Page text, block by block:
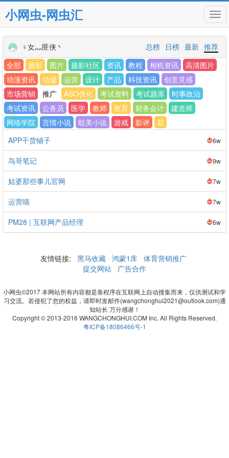
小网虫-网虫汇
♀女灬匪侠丶 推荐
最新
日榜
总榜
全部
摄影 图片 摄影社区 资讯 教程 相机资讯
高清图片
动漫资讯
动漫 运营 设计 产品 科技资讯
创意灵感
市场营销
推广 ASO优化 考试资料 考试题库
时事政治
考试资讯
公务员 医学 教师 教育 财务会计
建造师
网络学院
言情小说 耽美小说 游戏 影评
花
APP干货铺子
6w
鸟哥笔记 9w
姑婆那些事儿官网 7w
运营喵 7w
PM28 | 互联网产品经理 6w
友情链接: 黑马收藏 鸿蒙1库 体育营销推广
提交网站
广告合作
小网虫©2017 本网站所有内容都是靠程序在互联网上自动搜集而来，仅供测试和学
习交流。若侵犯了您的权益，请即时发邮件(wangchonghui2021@outlook.com)通
知站长 万分感谢！
Copyright © 2013-2016 WANGCHONGHUI.COM Inc. All Rights Reserved.
粤ICP备18086466号-1